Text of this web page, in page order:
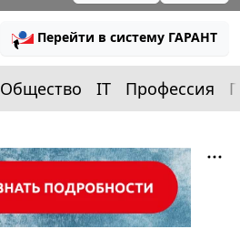
Перейти в систему ГАРАНТ
Общество IT Профессия